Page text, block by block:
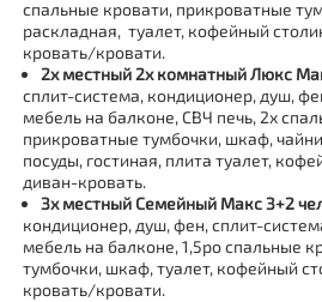
спальные кровати, прикроватные
раскладная, туалет, кофейный
кровать/кровати.
2х местный 2х комнатный Люкс
сплит-система, кондиционер, душ,
мебель на балконе, СВЧ печь, 2х
прикроватные тумбочки, шкаф,
посуды, гостиная, плита туалет,
диван-кровать.
3х местный Семейный Макс 3+2
кондиционер, душ, фен, сплит-
мебель на балконе, 1,5ро спальные
тумбочки, шкаф, туалет, кофейный
кровать/кровати.